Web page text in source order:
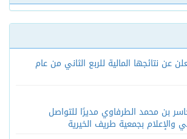
عن نتائجها المالية للربع الثاني من عام
بن محمد الطرفاوي مديرًا للتواصل
بجمعية طريف الخيرية